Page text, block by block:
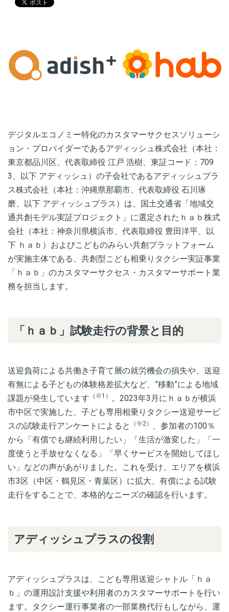
デジタルエコノミー特化のカスタマーサクセスソリューシ
ョン・プロバイダーであるアディッシュ株式会社（本社：
東京都品川区、代表取締役 江戸 浩樹、東証コード：709
3、以下 アディッシュ）の子会社であるアディッシュプラ
ス株式会社（本社：沖縄県那覇市、代表取締役 石川琢
磨、以下 アディッシュプラス）は、国土交通省「地域交
通共創モデル実証プロジェクト」に選定されたｈａｂ株式
会社（本社：神奈川県横浜市、代表取締役 豊田洋平、以
下 ｈａｂ）およびこどものみらい共創プラットフォーム
が実施主体である、共創型こども相乗りタクシー実証事業
「ｈａｂ」のカスタマーサクセス・カスタマーサポート業
務を担当します。
「ｈａｂ」試験走行の背景と目的
送迎負荷による共働き子育て層の就労機会の損失や、送迎
有無による子どもの体験格差拡大など、”移動”による地域
課題が発生しています （※1）
。2023年3月にｈａｂが横浜
市中区で実施した、子ども専用相乗りタクシー送迎サービ
スの試験走行アンケートによると
（※2）
、参加者の100％
から「有償でも継続利用したい」「生活が激変した」「一
度使うと手放せなくなる」「早くサービスを開始してほし
い」などの声があがりました。これを受け、エリアを横浜
市3区（中区・鶴見区・青葉区）に拡大、有償による試験
走行をすることで、本格的なニーズの確認を行います。
アディッシュプラスの役割
アディッシュプラスは、こども専用送迎シャトル「ｈａ
ｂ」の運用設計支援や利用者のカスタマーサポートを行い
ます。タクシー運行事業者の一部業務代行もしながら、運